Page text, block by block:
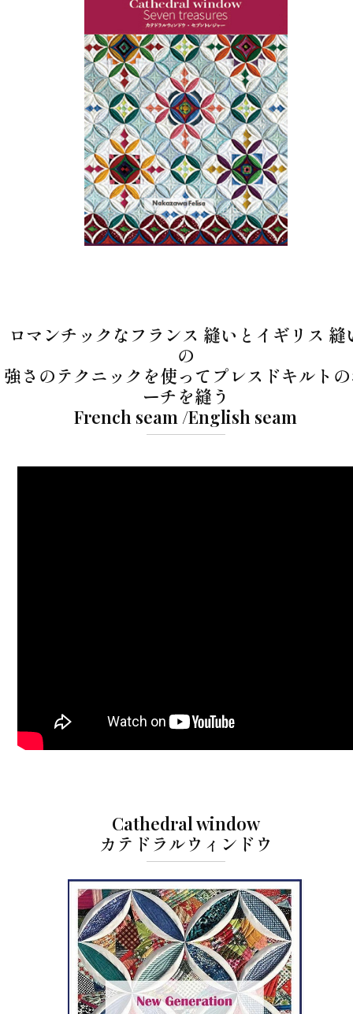
ロマンチックなフランス 縫いとイギリス 縫
の
強さのテクニックを使ってプレスドキルト
ーチを縫う
French seam /English seam
Cathedral window
カテドラルウィンドウ